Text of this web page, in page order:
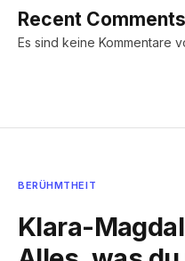
Recent Comments
Es sind keine Kommentare
BERÜHMTHEIT
Klara-